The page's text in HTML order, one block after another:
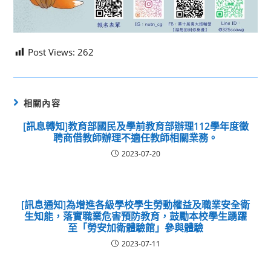
Post Views: 262
相關內容
[訊息轉知]教育部國民及學前教育部辦理112學年度徵
聘商借教師辦理不適任教師相關業務。
2023-07-20
[訊息通知]為增進各級學校學生勞動權益及職業安全衛
生知能，落實職業危害預防教育，鼓勵本校學生踴躍
至「勞安加衛體驗館」參與體驗
2023-07-11